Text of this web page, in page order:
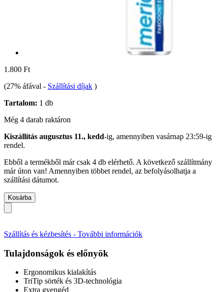
1.800 Ft
(27% áfával - Szállítási díjak )
Tartalom: 1 db
Még 4 darab raktáron
Kiszállítás augusztus 11., kedd-ig, amennyiben vasárnap 23:59-ig
rendel.
Ebből a termékből már csak 4 db elérhető. A következő szállítmány
már úton van! Amennyiben többet rendel, az befolyásolhatja a
szállítási dátumot.
Kosárba
Szállítás és kézbesítés - További információk
Tulajdonságok és előnyök
Ergonomikus kialakítás
TriTip sörték és 3D-technológia
Extra gyengéd